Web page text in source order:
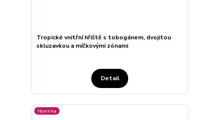
Tropické vnitřní hřiště s tobogánem, dvojitou
skluzavkou a míčkovými zónami
Detail
Novinka